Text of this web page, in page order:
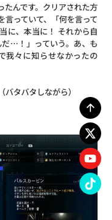
んです。クリアされた方
っていて、「何を言って
に、本当に！ それから自
…！」っていう。あ、も
我々に知らせなかったの
バタバタしながら）